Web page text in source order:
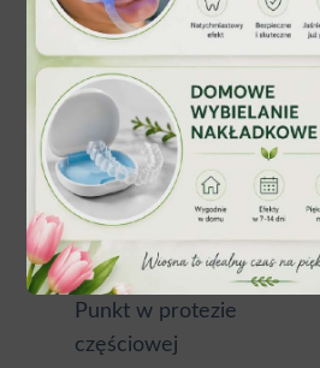
Naprawa protez
Wzmocnienie protezy – 3
punkty
Szyna relaksacyjna
Rhein
Punkt w protezie
częściowej